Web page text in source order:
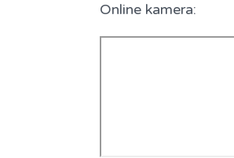
Online kamera: